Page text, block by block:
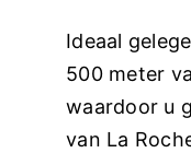
Ideaal
500 meter
waardoor u
van La